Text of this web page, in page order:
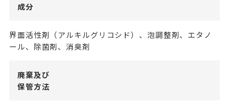
成分
界面活性剤（アルキルグリコシド）、泡調整剤、エタノ
ール、除菌剤、消臭剤
廃棄及び
保管方法